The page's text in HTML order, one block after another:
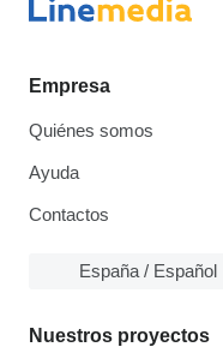
Empresa
Quiénes somos
Ayuda
Contactos
España / Español
Nuestros proyectos